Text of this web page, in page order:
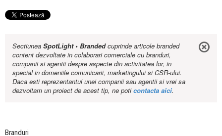
Sectiunea SpotLight • Brandedcuprinde articole branded
content dezvoltate in colaborari comerciale cu branduri,
companii si agentii despre aspecte din activitatea lor, in
special in domeniile comunicarii, marketingului si CSR-ului.
Daca esti reprezentantul unei companii sau agentii si vrei sa
dezvoltam un proiect de acest tip, ne poticontacta aici.
Branduri